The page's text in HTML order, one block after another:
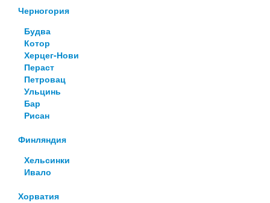
Черногория
Будва
Котор
Херцег-Нови
Пераст
Петровац
Ульцинь
Бар
Рисан
Финляндия
Хельсинки
Ивало
Хорватия